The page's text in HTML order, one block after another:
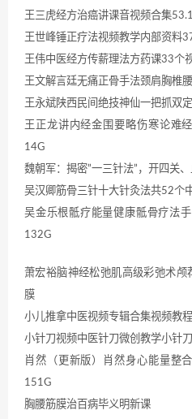
王三虎经方治癌讲课音视频合集
王世峰锤正疗法视频教学内部资料
王伟中医经方传薪理法方药课33个
王文解言廷无痛正骨手法颈肩胸椎
王永斌陕西民间绝技神仙一把抓双
王正龙讲内经金围要略伤寒论难
14G
魏朝军：揭密”一三针法”，开四关
吴汉卿筋骨三针十大针灸法共52个
吴金乐根骶疗能量健康骶骨疗法
132G
萧宏裕脑神经松弛肌高级彩弛术
膜
小儿推拿中医视频专辑合集视频教
小针刀视频中医针刀微创教学小针
肖然（更新版）肖然身心能量整
151G
胸腰筋膜治百病毕义明新课